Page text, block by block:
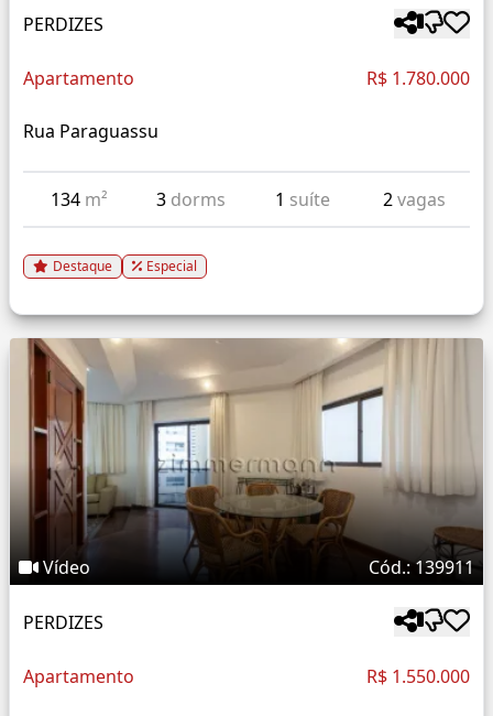
PERDIZES
Apartamento R$ 1.780.000
Rua Paraguassu
134 m² 3 dorms 1 suíte 2vagas
Destaque Especial
Vídeo Cód.: 139911
PERDIZES
Apartamento R$ 1.550.000